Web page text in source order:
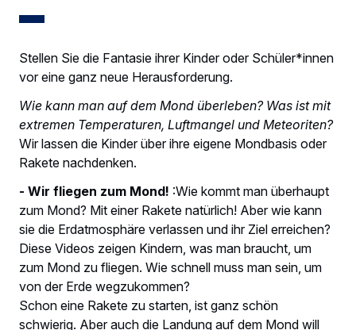
Stellen Sie die Fantasie ihrer Kinder oder Schüler*innen
vor eine ganz neue Herausforderung.
Wie kann man auf dem Mond überleben? Was ist mit
extremen Temperaturen, Luftmangel und Meteoriten?
Wir lassen die Kinder über ihre eigene Mondbasis oder
Rakete nachdenken.
- Wir fliegen zum Mond! :Wie kommt man überhaupt
zum Mond? Mit einer Rakete natürlich! Aber wie kann
sie die Erdatmosphäre verlassen und ihr Ziel erreichen?
Diese Videos zeigen Kindern, was man braucht, um
zum Mond zu fliegen. Wie schnell muss man sein, um
von der Erde wegzukommen?
Schon eine Rakete zu starten, ist ganz schön
schwierig. Aber auch die Landung auf dem Mond will